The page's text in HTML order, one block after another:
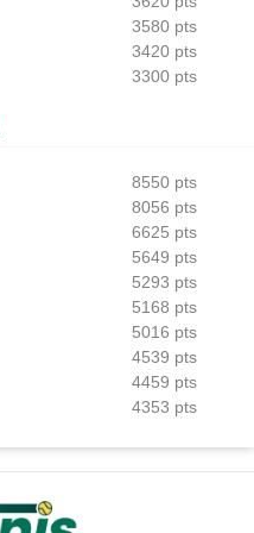
3580 pts
3420 pts
3300 pts
8550 pts
8056 pts
6625 pts
5649 pts
5293 pts
5168 pts
5016 pts
4539 pts
4459 pts
4353 pts